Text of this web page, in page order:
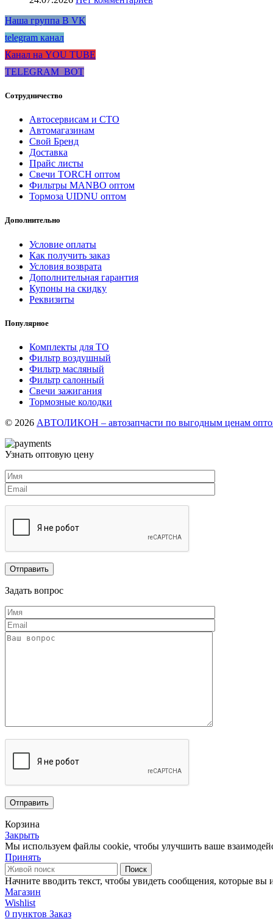
Наша группа В VK
telegram канал
Канал на YOU TUBE
TELEGRAM_BOT
Сотрудничество
Автосервисам и СТО
Автомагазинам
Свой Бренд
Доставка
Прайс листы
Свечи TORCH оптом
Фильтры MANBO оптом
Тормоза UIDNU оптом
Дополнительно
Условие оплаты
Как получить заказ
Условия возврата
Дополнительная гарантия
Купоны на скидку
Реквизиты
Популярное
Комплекты для ТО
Фильтр воздушный
Фильтр масляный
Фильтр салонный
Свечи зажигания
Тормозные колодки
© 2026 АВТОЛИКОН – автозапчасти по выгодным ценам
Узнать оптовую цену
Задать вопрос
Корзина
Закрыть
Мы используем файлы cookie, чтобы улучшить ваше
Принять
Поиск
Начните вводить текст, чтобы увидеть сообщения, которые вы
Магазин
Wishlist
0 пунктов Заказ